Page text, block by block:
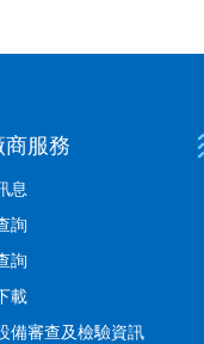
商服務
息
詢
詢
載
備審查及檢驗資訊